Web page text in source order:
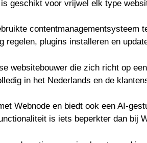
geschikt voor vrijwel elk type
contentmanagementsysteem
regelen, plugins installeren en
websitebouwer die zich richt op
in het Nederlands en de
Webnode en biedt ook een AI-
is iets beperkter dan bij